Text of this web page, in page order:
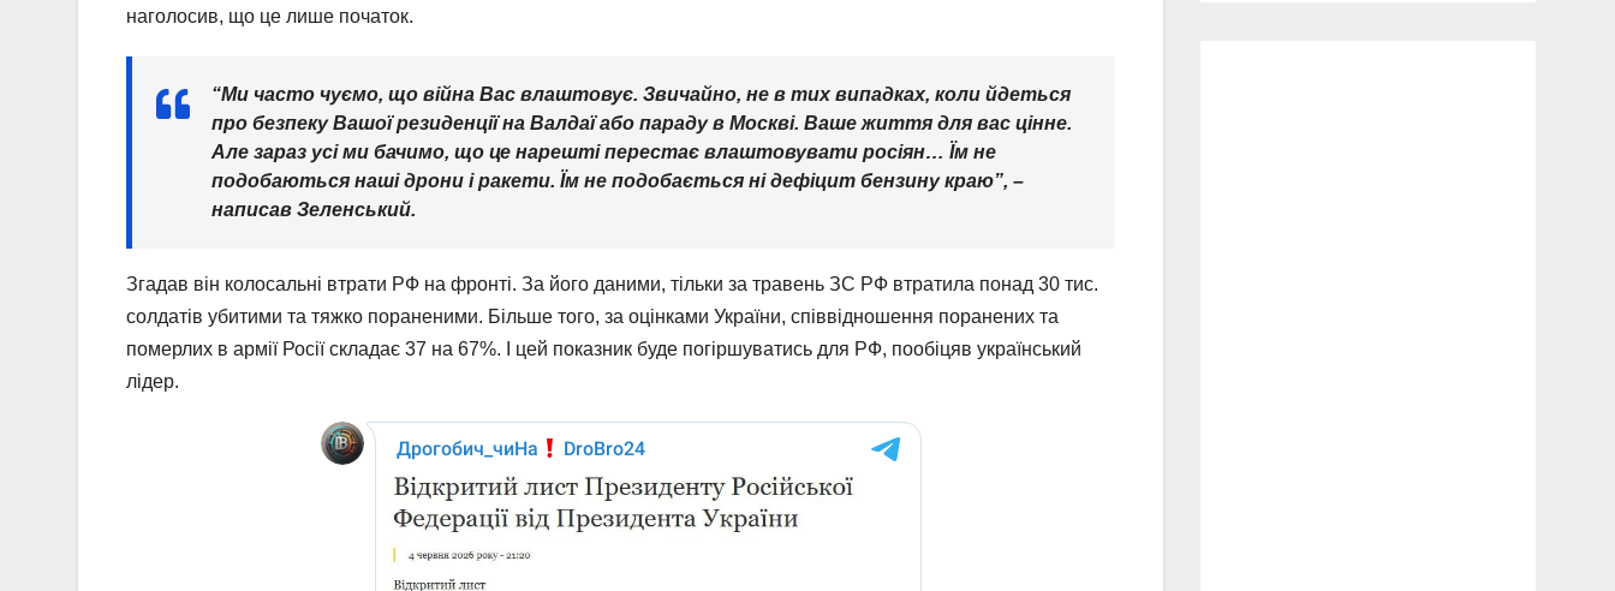
наголосив, що це лише початок.
“Ми часто чуємо, що війна Вас влаштовує. Звичайно, не в тих випадках, коли йдеться
про безпеку Вашої резиденції на Валдаї або параду в Москві. Ваше життя для вас цінне.
Але зараз усі ми бачимо, що це нарешті перестає влаштовувати росіян… Їм не
подобаються наші дрони і ракети. Їм не подобається ні дефіцит бензину краю”, –
написав Зеленський.
Згадав він колосальні втрати РФ на фронті. За його даними, тільки за травень ЗС РФ втратила понад 30 тис.
солдатів убитими та тяжко пораненими. Більше того, за оцінками України, співвідношення поранених та
померлих в армії Росії складає 37 на 67%. І цей показник буде погіршуватись для РФ, пообіцяв український
лідер.